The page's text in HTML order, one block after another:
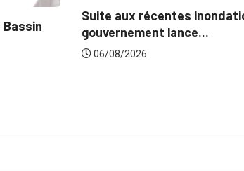
Suite aux récentes inondations : Le
gouvernement lance...
06/08/2026